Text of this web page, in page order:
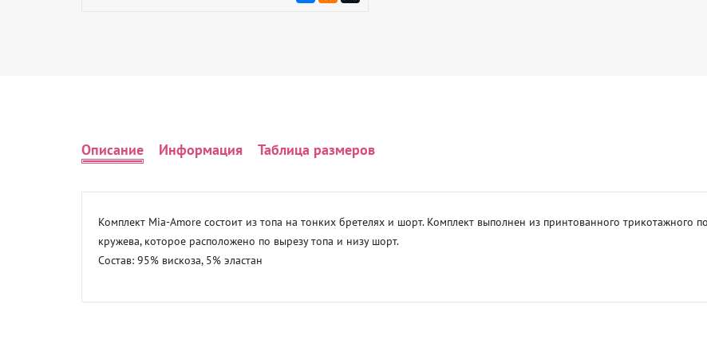
Описание Информация Таблица размеров
Комплект Mia-Amore состоит из топа на тонких бретелях и шорт. Комплект выполнен из принтованного трикотажного
кружева, которое расположено по вырезу топа и низу шорт.
Состав: 95% вискоза, 5% эластан